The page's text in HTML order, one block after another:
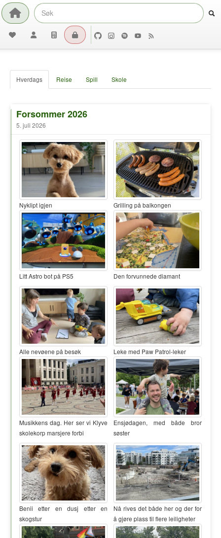
Hverdags Reise Spill Skole
Forsommer 2026
5. juli 2026
Nyklipt igjen Grilling på balkongen
Litt Astro bot på PS5 Den forvunnede diamant
Alle nevøene på besøk Leke med Paw Patrol-leker
Musikkens dag. Her ser vi Klyve
skolekorp marsjere forbi
Ensjødagen, med både bror
søster
Benii etter en dusj etter en
skogstur
Nå rives det både her og der for
å gjøre plass til flere leiligheter